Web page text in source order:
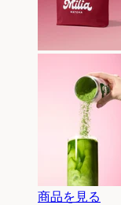
商品を見る